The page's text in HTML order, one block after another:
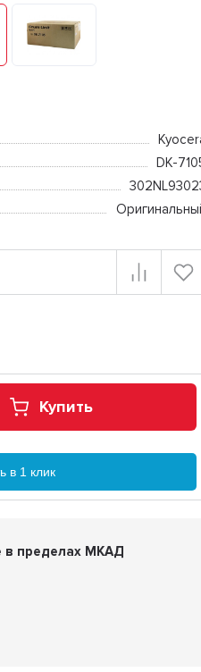
DK-
Купить
в 1 клик
в пределах МКАД